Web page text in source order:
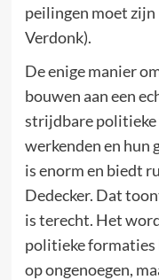
peilingen moet
Verdonk).
De enige manier
bouwen aan een
strijdbare politieke
werkenden en hun
is enorm en biedt
Dedecker. Dat
is terecht. Het
politieke formaties
op ongenoegen,